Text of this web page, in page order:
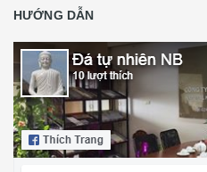
HƯỚNG DẪN